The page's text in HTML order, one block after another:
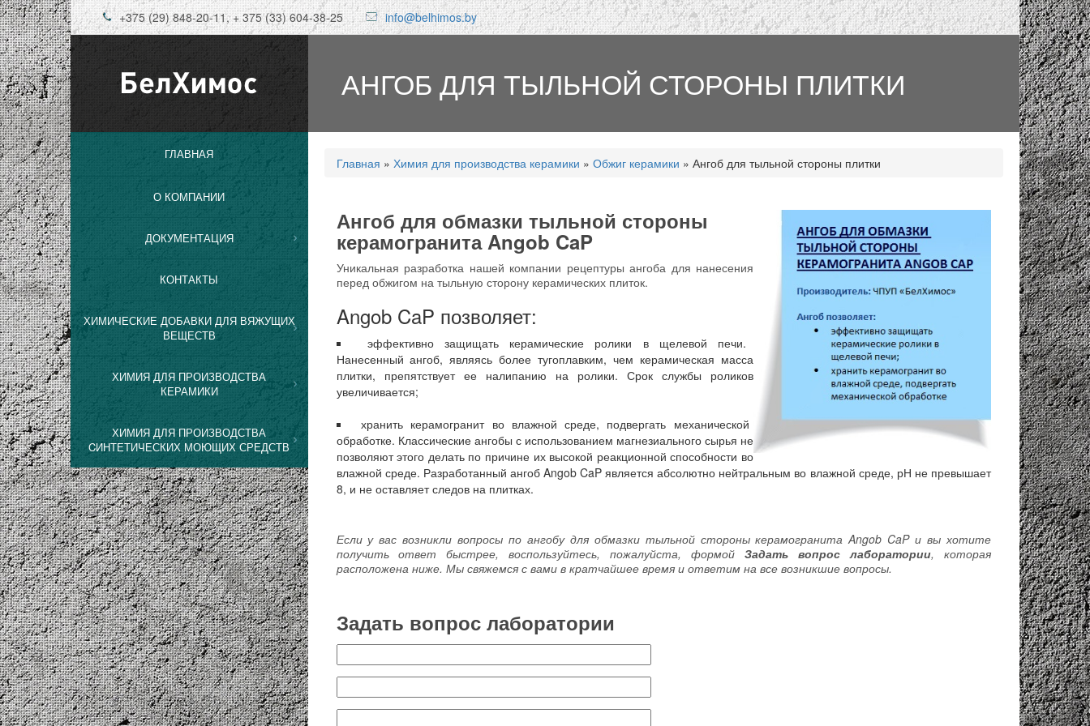
Перейти к основному содержанию
+375 (29) 848-20-11, + 375 (33) 604-38-25 info@belhimos.by
ГЛАВНАЯ
О КОМПАНИИ
ДОКУМЕНТАЦИЯ
КОНТАКТЫ
ХИМИЧЕСКИЕ ДОБАВКИ ДЛЯ ВЯЖУЩИХ
ВЕЩЕСТВ
ХИМИЯ ДЛЯ ПРОИЗВОДСТВА
КЕРАМИКИ
ХИМИЯ ДЛЯ ПРОИЗВОДСТВА
CИНТЕТИЧЕСКИХ МОЮЩИХ СРЕДСТВ
АНГОБ ДЛЯ ТЫЛЬНОЙ СТОРОНЫ ПЛИТКИ
Вы здесь
Главная » Химия для производства керамики » Обжиг керамики » Ангоб для тыльной стороны плитки
Ангоб для обмазки тыльной стороны
керамогранита Angob CaP
Уникальная разработка нашей компании рецептуры ангоба для нанесения
перед обжигом на тыльную сторону керамических плиток.
Angob CaP позволяет:
эффективно защищать керамические ролики в щелевой печи.
Нанесенный ангоб, являясь более тугоплавким, чем керамическая масса
плитки, препятствует ее налипанию на ролики. Срок службы роликов
увеличивается;
хранить керамогранит во влажной среде, подвергать механической
обработке. Классические ангобы с использованием магнезиального сырья не
позволяют этого делать по причине их высокой реакционной способности во
влажной среде. Разработанный ангоб Angob CaP является абсолютно нейтральным во влажной среде, рН не превышает
8, и не оставляет следов на плитках.
Если у вас возникли вопросы по ангобу для обмазки тыльной стороны керамогранита Angob CaP и вы хотите
получить ответ быстрее, воспользуйтесь, пожалуйста, формойЗадать вопрос лаборатории, которая
расположена ниже. Мы свяжемся с вами в кратчайшее время и ответим на все возникшие вопросы.
Задать вопрос лаборатории